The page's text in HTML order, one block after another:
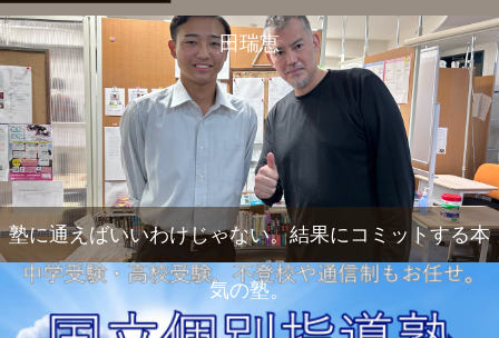
田瑞恵
塾に通えばいいわけじゃない。結果にコミットする本
気の塾。